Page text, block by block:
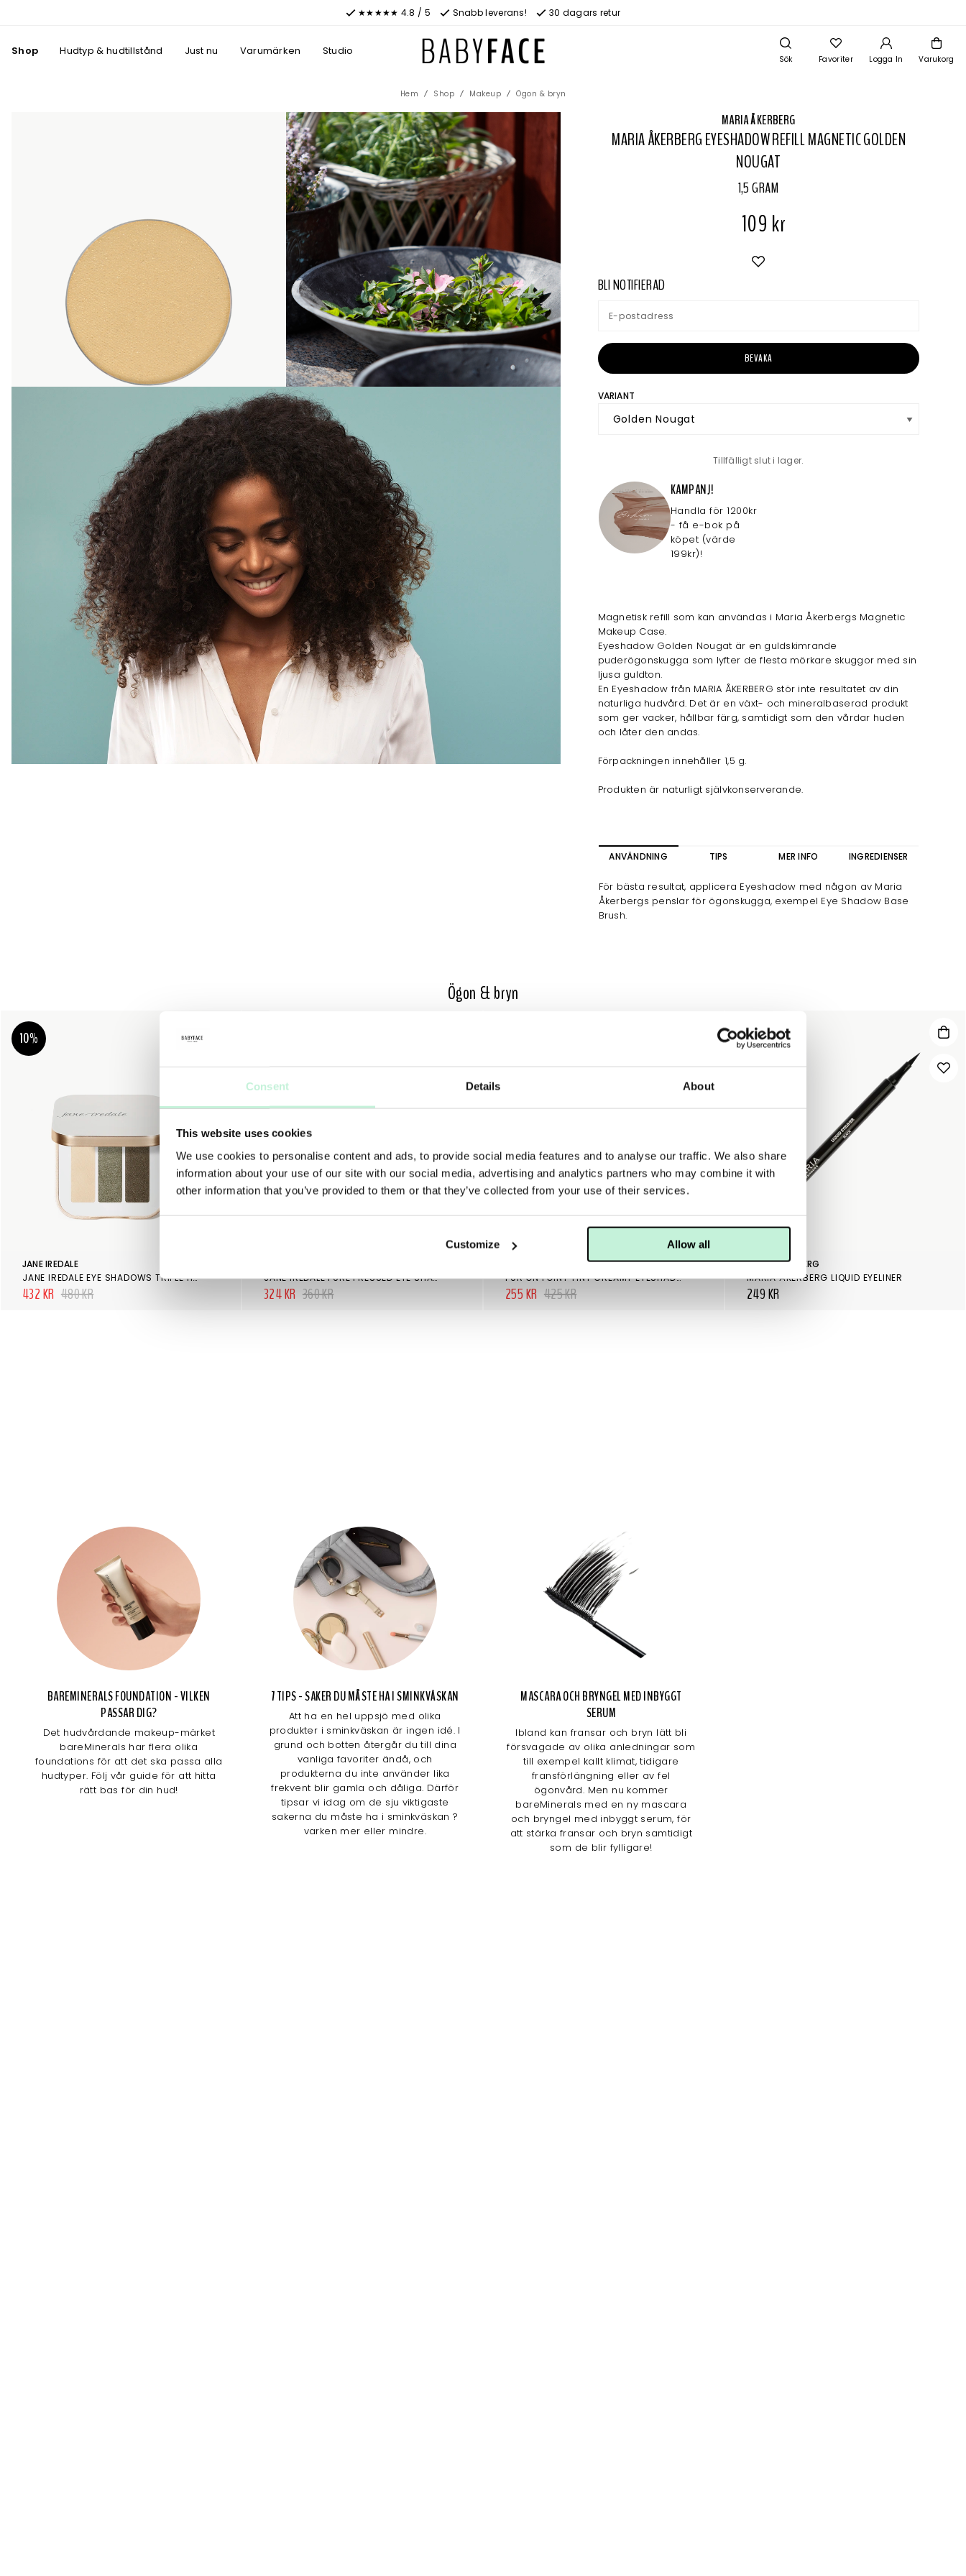
Consent Details About
This website uses cookies
We use cookies to personalise content and ads, to provide social media features and to analyse our traffic. We also share
information about your use of our site with our social media, advertising and analytics partners who may combine it with
other information that you’ve provided to them or that they’ve collected from your use of their services.
Customize Allow all
★★★★★ 4.8 / 5 Snabb leverans! 30 dagars retur
Shop Hudtyp & hudtillstånd Just nu Varumärken Studio
Varukorg
Logga In
Favoriter
Sök
Hem Shop Makeup Ögon & bryn
MARIA ÅKERBERG
MARIA ÅKERBERG EYESHADOW REFILL MAGNETIC GOLDEN
NOUGAT
1,5 GRAM
109 kr
BLI NOTIFIERAD
BEVAKA
VARIANT
Tillfälligt slut i lager.
KAMPANJ!
Handla för 1200kr
- få e-bok på
köpet (värde
199kr)!
Magnetisk refill som kan användas i Maria Åkerbergs Magnetic
Makeup Case.
Eyeshadow Golden Nougat är en guldskimrande
puderögonskugga som lyfter de flesta mörkare skuggor med sin
ljusa guldton.
En Eyeshadow från MARIA ÅKERBERG stör inte resultatet av din
naturliga hudvård. Det är en växt- och mineralbaserad produkt
som ger vacker, hållbar färg, samtidigt som den vårdar huden
och låter den andas.
Förpackningen innehåller 1,5 g.
Produkten är naturligt självkonserverande.
ANVÄNDNING TIPS MER INFO INGREDIENSER
För bästa resultat, applicera Eyeshadow med någon av Maria
Åkerbergs penslar för ögonskugga, exempel Eye Shadow Base
Brush.
Ögon & bryn
10%
JANE IREDALE
JANE IREDALE EYE SHADOWS TRIPLE HARMONY
432 KR 480 KR
JANE IREDALE PURE PRESSED EYE SHADOW DOUBLE/ TRIPLE
324 KR 360 KR
PÜR ON POINT TINT CREAMY EYESHADOW & PRIMER WITH PEPTIDES SATIN
255 KR 425 KR
MARIA ÅKERBERG
MARIA ÅKERBERG LIQUID EYELINER
249 KR
BAREMINERALS FOUNDATION - VILKEN
PASSAR DIG?
Det hudvårdande makeup-märket
bareMinerals har flera olika
foundations för att det ska passa alla
hudtyper. Följ vår guide för att hitta
rätt bas för din hud!
7 TIPS - SAKER DU MÅSTE HA I SMINKVÄSKAN
Att ha en hel uppsjö med olika
produkter i sminkväskan är ingen idé. I
grund och botten återgår du till dina
vanliga favoriter ändå, och
produkterna du inte använder lika
frekvent blir gamla och dåliga. Därför
tipsar vi idag om de sju viktigaste
sakerna du måste ha i sminkväskan ?
varken mer eller mindre.
MASCARA OCH BRYNGEL MED INBYGGT
SERUM
Ibland kan fransar och bryn lätt bli
försvagade av olika anledningar som
till exempel kallt klimat, tidigare
fransförlängning eller av fel
ögonvård. Men nu kommer
bareMinerals med en ny mascara
och bryngel med inbyggt serum, för
att stärka fransar och bryn samtidigt
som de blir fylligare!